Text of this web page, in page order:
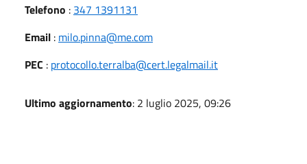
Telefono : 347 1391131
Email : milo.pinna@me.com
PEC : protocollo.terralba@cert.legalmail.it
Ultimo aggiornamento: 2 luglio 2025, 09:26